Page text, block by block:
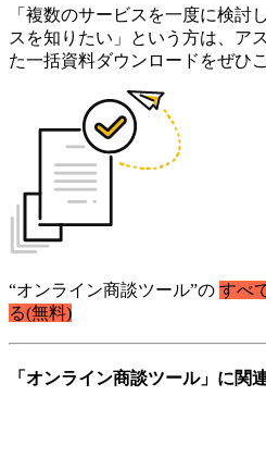
「複数のサービスを一度に検討
スを知りたい」という方は、ア
た一括資料ダウンロードをぜひ
“オンライン商談ツール”の すべ
る(無料)
「オンライン商談ツール」に関